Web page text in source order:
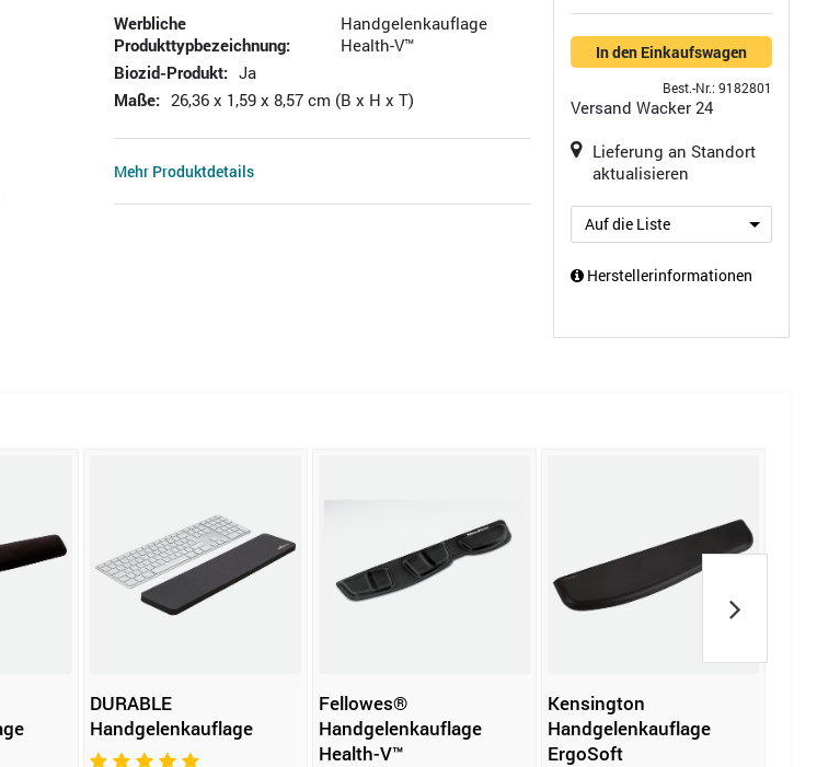
Werbliche
Produkttypbezeichnung:
Handgelenkauflage
Health-V™
Biozid-Produkt: Ja
Maße: 26,36 x 1,59 x 8,57 cm (B x H x T)
Mehr Produktdetails
In den Einkaufswagen
Best.-Nr.: 9182801
Versand Wacker 24
Lieferung an Standort
aktualisieren
Auf die Liste
Herstellerinformationen
DURABLE
Handgelenkauflage
Fellowes®
Handgelenkauflage
Health-V™
Kensington
Handgelenkauflage
ErgoSoft